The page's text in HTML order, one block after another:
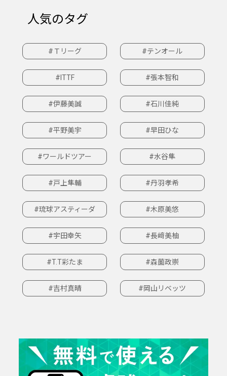
人気のタグ
#Ｔリーグ #テンオール
#ITTF #張本智和
#伊藤美誠 #石川佳純
#平野美宇 #早田ひな
#ワールドツアー #水谷隼
#戸上隼輔 #丹羽孝希
#琉球アスティーダ #木原美悠
#宇田幸矢 #長﨑美柚
#T.T彩たま #森薗政崇
#吉村真晴 #岡山リベッツ